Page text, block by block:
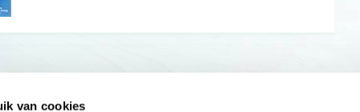
van cookies